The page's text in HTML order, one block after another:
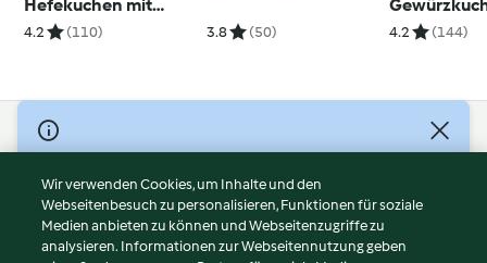
Hefekuchen mit
Vanillecreme
4.2 (110) 3.8 (50) 4.2 (144)
© Copyright 2026
Nutzungsbedingungen
Datenschutzrichtlinien
Disclaimer
Wir verwenden Cookies, um Inhalte und den
Webseitenbesuch zu personalisieren, Funktionen für soziale
Medien anbieten zu können und Webseitenzugriffe zu
analysieren. Informationen zur Webseitennutzung geben